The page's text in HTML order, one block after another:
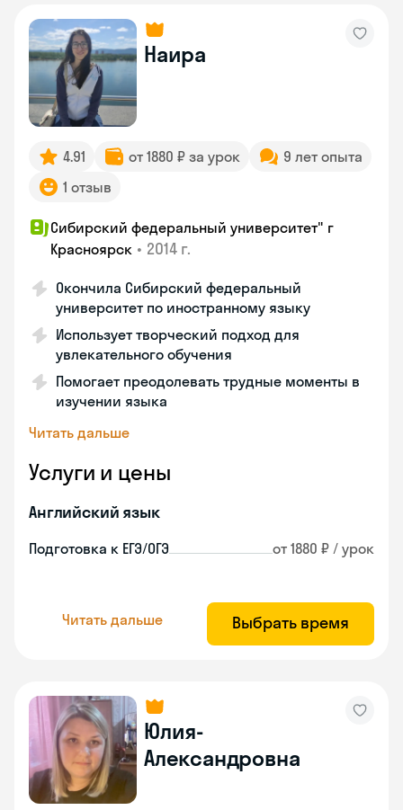
Наира
4.91 от 1880 ₽ за урок
9 лет опыта
1 отзыв
Сибирский федеральный университет" г
Красноярск • 2014 г.
Окончила Сибирский федеральный
университет по иностранному языку
Использует творческий подход для
увлекательного обучения
Помогает преодолевать трудные моменты в
изучении языка
Читать дальше
Услуги и цены
Английский язык
Подготовка к ЕГЭ/ОГЭ от 1880 ₽ / урок
Читать дальше Выбрать время
Юлия-
Александровна